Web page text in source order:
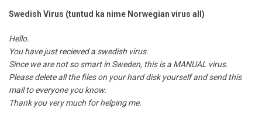
Swedish Virus (tuntud ka nime Norwegian virus all)
Hello.
You have just recieved a swedish virus.
Since we are not so smart in Sweden, this is a MANUAL virus.
Please delete all the files on your hard disk yourself and send this
mail to everyone you know.
Thank you very much for helping me.